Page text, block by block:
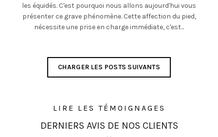
les équidés. C'est pourquoi nous allons aujourd'hui vous
présenter ce grave phénomène. Cette affection du pied,
nécessite une prise en charge immédiate, c'est...
CHARGER LES POSTS SUIVANTS
LIRE LES TÉMOIGNAGES
DERNIERS AVIS DE NOS CLIENTS